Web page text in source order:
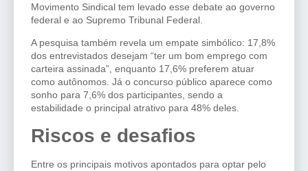
Movimento Sindical tem levado esse debate ao governo
federal e ao Supremo Tribunal Federal.
A pesquisa também revela um empate simbólico: 17,8%
dos entrevistados desejam “ter um bom emprego com
carteira assinada”, enquanto 17,6% preferem atuar
como autônomos. Já o concurso público aparece como
sonho para 7,6% dos participantes, sendo a
estabilidade o principal atrativo para 48% deles.
Riscos e desafios
Entre os principais motivos apontados para optar pelo